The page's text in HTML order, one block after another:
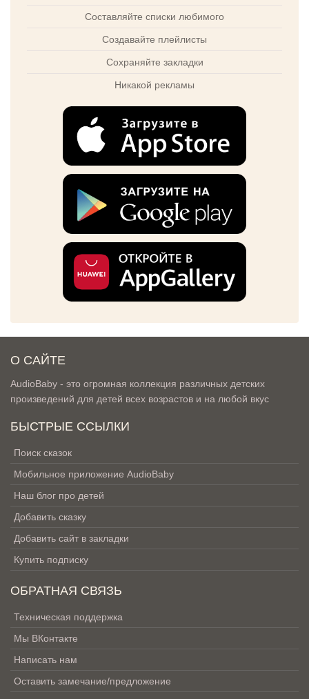
Составляйте списки любимого
Создавайте плейлисты
Сохраняйте закладки
Никакой рекламы
О САЙТЕ
AudioBaby - это огромная коллекция различных детских
произведений для детей всех возрастов и на любой вкус
БЫСТРЫЕ ССЫЛКИ
Поиск сказок
Мобильное приложение AudioBaby
Наш блог про детей
Добавить сказку
Добавить сайт в закладки
Купить подписку
ОБРАТНАЯ СВЯЗЬ
Техническая поддержка
Мы ВКонтакте
Написать нам
Оставить замечание/предложение